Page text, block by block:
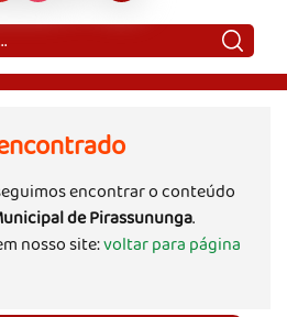
encontrar o conteúdo
de Pirassununga.
nosso site:voltar para página